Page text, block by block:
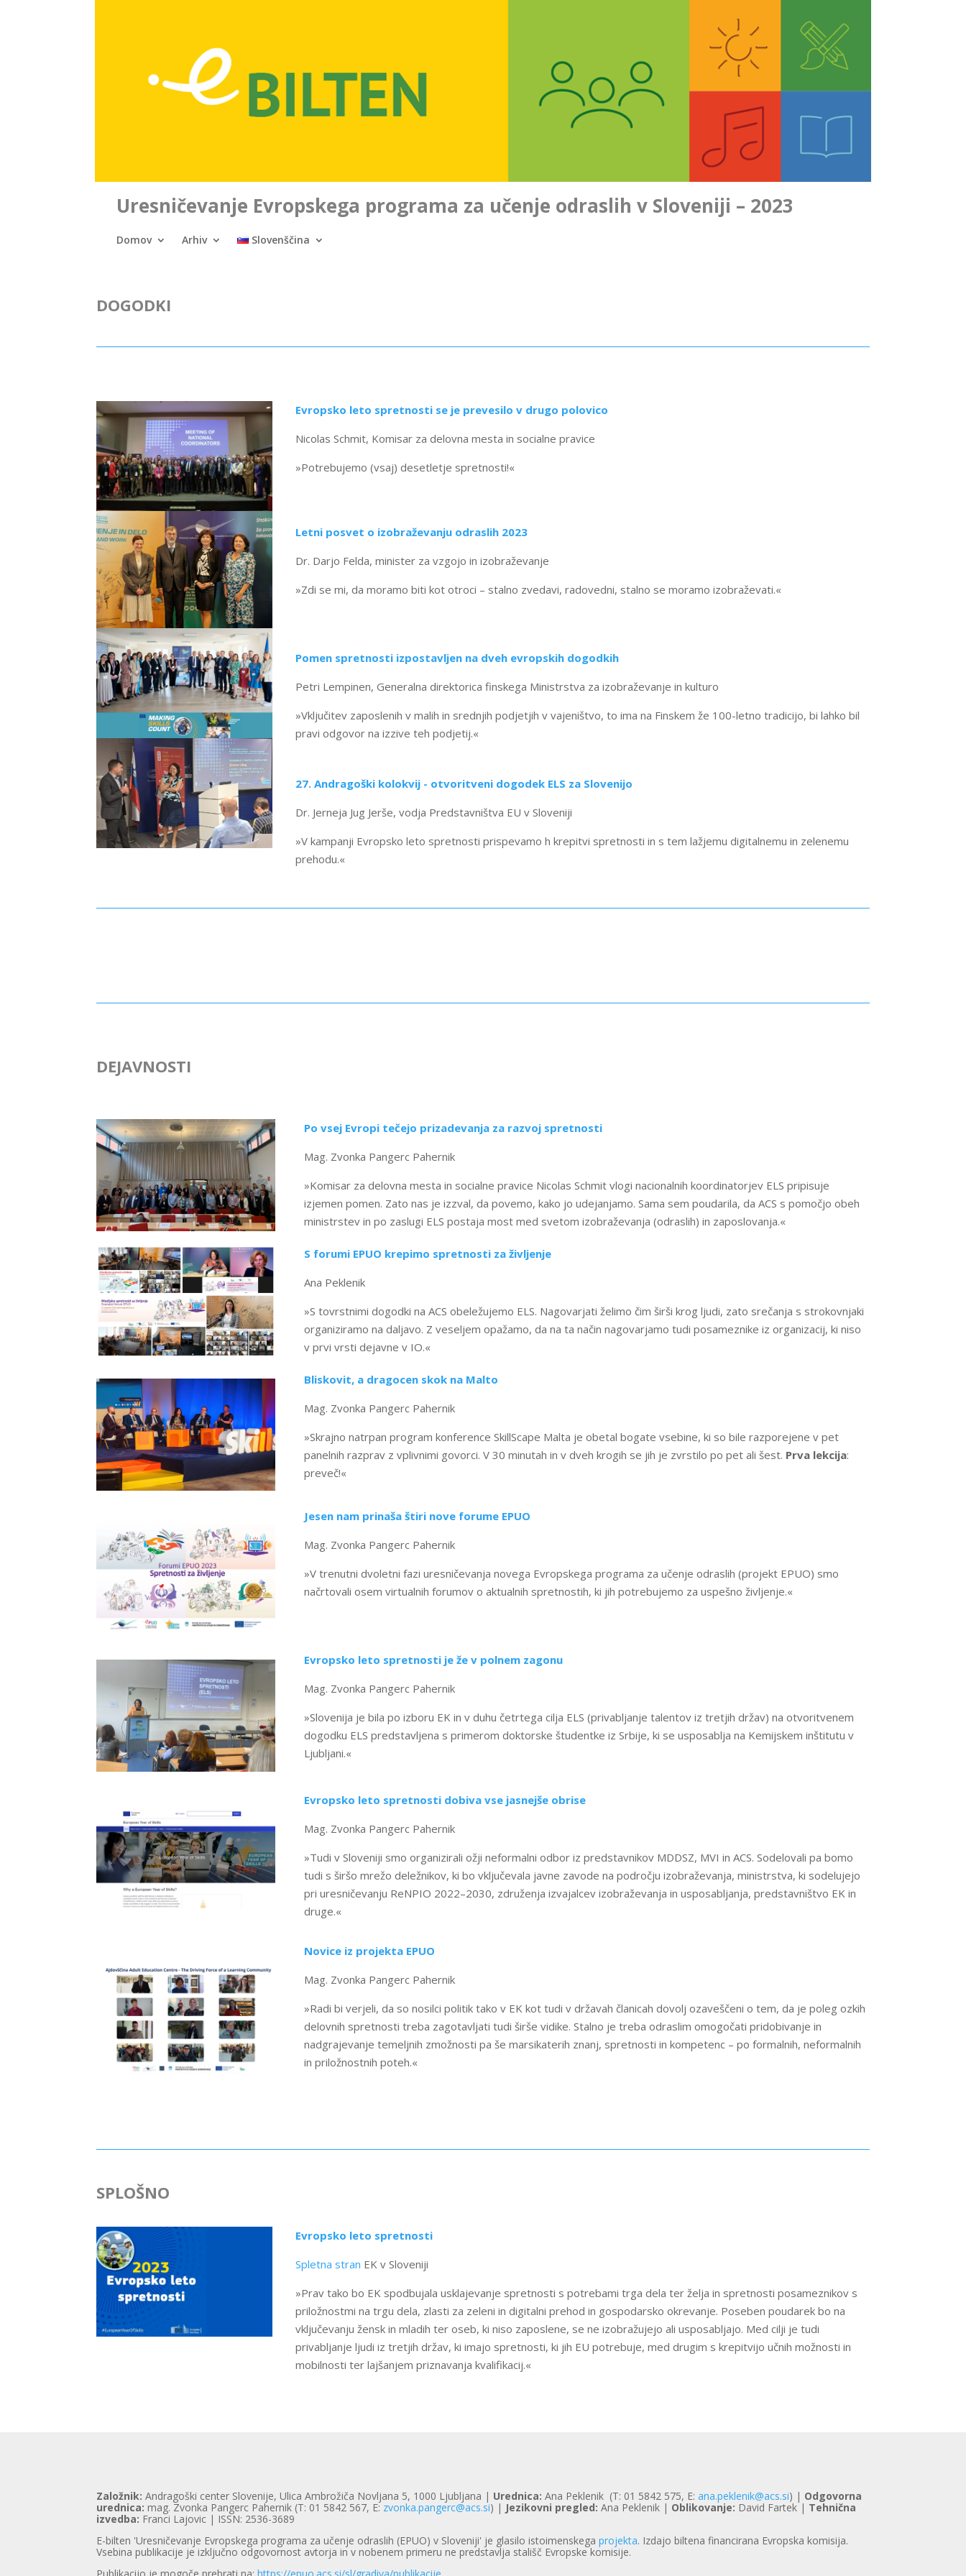
Uresničevanje Evropskega programa za učenje odraslih v Sloveniji – 2023
Domov Arhiv Slovenščina
DOGODKI
Evropsko leto spretnosti se je prevesilo v drugo polovico
Nicolas Schmit, Komisar za delovna mesta in socialne pravice
»Potrebujemo (vsaj) desetletje spretnosti!«
Letni posvet o izobraževanju odraslih 2023
Dr. Darjo Felda, minister za vzgojo in izobraževanje
»Zdi se mi, da moramo biti kot otroci – stalno zvedavi, radovedni, stalno se moramo izobraževati.«
Pomen spretnosti izpostavljen na dveh evropskih dogodkih
Petri Lempinen, Generalna direktorica finskega Ministrstva za izobraževanje in kulturo
»Vključitev zaposlenih v malih in srednjih podjetjih v vajeništvo, to ima na Finskem že 100-letno tradicijo, bi lahko bil
pravi odgovor na izzive teh podjetij.«
27. Andragoški kolokvij - otvoritveni dogodek ELS za Slovenijo
Dr. Jerneja Jug Jerše, vodja Predstavništva EU v Sloveniji
»V kampanji Evropsko leto spretnosti prispevamo h krepitvi spretnosti in s tem lažjemu digitalnemu in zelenemu
prehodu.«
DEJAVNOSTI
Po vsej Evropi tečejo prizadevanja za razvoj spretnosti
Mag. Zvonka Pangerc Pahernik
»Komisar za delovna mesta in socialne pravice Nicolas Schmit vlogi nacionalnih koordinatorjev ELS pripisuje
izjemen pomen. Zato nas je izzval, da povemo, kako jo udejanjamo. Sama sem poudarila, da ACS s pomočjo obeh
ministrstev in po zaslugi ELS postaja most med svetom izobraževanja (odraslih) in zaposlovanja.«
S forumi EPUO krepimo spretnosti za življenje
Ana Peklenik
»S tovrstnimi dogodki naACS obeležujemo ELS. Nagovarjati želimo čim širši krog ljudi, zato srečanja s strokovnjaki
organiziramo na daljavo. Z veseljem opažamo, da na ta način nagovarjamo tudi posameznike iz organizacij, ki niso
v prvi vrsti dejavne v IO.«
Bliskovit, a dragocen skok na Malto
Mag. Zvonka Pangerc Pahernik
»Skrajno natrpan program konference SkillScape Malta je obetal bogate vsebine, ki so bile razporejene v pet
panelnih razprav z vplivnimi govorci. V 30 minutah in v dveh krogih se jih je zvrstilo po pet ali šest. Prva lekcija:
preveč!«
Jesen nam prinaša štiri nove forume EPUO
Mag. Zvonka Pangerc Pahernik
»V trenutni dvoletni fazi uresničevanja novega Evropskega programa za učenje odraslih (projekt EPUO) smo
načrtovali osem virtualnih forumov o aktualnih spretnostih, ki jih potrebujemo za uspešno življenje.«
Evropsko leto spretnosti je že v polnem zagonu
Mag. Zvonka Pangerc Pahernik
»Slovenija je bila po izboru EK in v duhu četrtega cilja ELS (privabljanje talentov iz tretjih držav) na otvoritvenem
dogodku ELS predstavljena s primerom doktorske študentke iz Srbije, ki se usposablja na Kemijskem inštitutu v
Ljubljani.«
Evropsko leto spretnosti dobiva vse jasnejše obrise
Mag. Zvonka Pangerc Pahernik
»Tudi v Sloveniji smo organizirali ožji neformalni odbor iz predstavnikov MDDSZ, MVI in ACS. Sodelovali pa bomo
tudi s širšo mrežo deležnikov, ki bo vključevala javne zavode na področju izobraževanja, ministrstva, ki sodelujejo
pri uresničevanju ReNPIO 2022–2030, združenja izvajalcev izobraževanja in usposabljanja, predstavništvo EK in
druge.«
Novice iz projekta EPUO
Mag. Zvonka Pangerc Pahernik
»Radi bi verjeli, da so nosilci politik tako v EK kot tudi v državah članicah dovolj ozaveščeni o tem, da je poleg ozkih
delovnih spretnosti treba zagotavljati tudi širše vidike. Stalno je treba odraslim omogočati pridobivanje in
nadgrajevanje temeljnih zmožnosti pa še marsikaterih znanj, spretnosti in kompetenc – po formalnih, neformalnih
in priložnostnih poteh.«
SPLOŠNO
Evropsko leto spretnosti
Spletna stran EK v Sloveniji
»Prav tako bo EK spodbujala usklajevanje spretnosti s potrebami trga dela ter želja in spretnosti posameznikov s
priložnostmi na trgu dela, zlasti za zeleni in digitalni prehod in gospodarsko okrevanje. Poseben poudarek bo na
vključevanju žensk in mladih ter oseb, ki niso zaposlene, se ne izobražujejo ali usposabljajo. Med cilji je tudi
privabljanje ljudi iz tretjih držav, ki imajo spretnosti, ki jih EU potrebuje, med drugim s krepitvijo učnih možnosti in
mobilnosti ter lajšanjem priznavanja kvalifikacij.«
Založnik: Andragoški center Slovenije, Ulica Ambrožiča Novljana 5, 1000 Ljubljana | Urednica: Ana Peklenik (T: 01 5842 575, E:ana.peklenik@acs.si) | Odgovorna
urednica: mag. Zvonka Pangerc Pahernik (T: 01 5842 567, E: zvonka.pangerc@acs.si) | Jezikovni pregled: Ana Peklenik | Oblikovanje: David Fartek | Tehnična
izvedba: Franci Lajovic | ISSN: 2536-3689
E-bilten 'Uresničevanje Evropskega programa za učenje odraslih (EPUO) v Sloveniji' je glasilo istoimenskegaprojekta. Izdajo biltena financirana Evropska komisija.
Vsebina publikacije je izključno odgovornost avtorja in v nobenem primeru ne predstavlja stališč Evropske komisije.
Publikacijo je mogoče prebrati na:https://epuo.acs.si/sl/gradiva/publikacije